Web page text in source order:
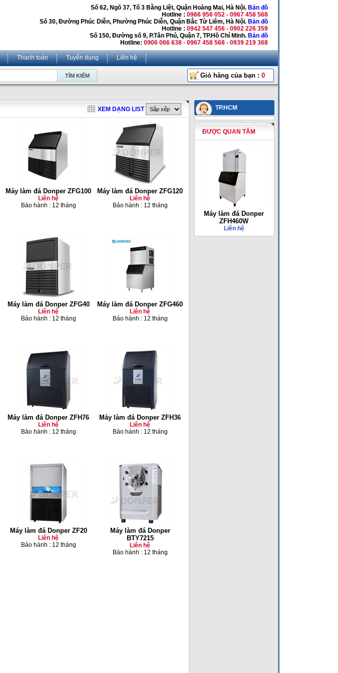
Số 62, Ngõ 37, Tổ 3 Bằng Liệt, Quận Hoàng Mai, Hà Nội. Bản đồ
Hotline : 0966 956 052 - 0967 458 568
Số 30, Đường Phúc Diễn, Phường Phúc Diễn, Quận Bắc Từ Liêm, Hà Nội. Bản đồ
Hotline : 0942 547 456 - 0902 226 359
Số 150, Đường số 9, P.Tân Phú, Quận 7, TP.Hồ Chí Minh. Bản đồ
Hotline: 0906 066 638 - 0967 458 568 - 0939 219 368
Thanh toán Tuyển dụng Liên hệ
Giỏ hàng của bạn : 0
XEM DẠNG LIST
Máy làm đá Donper ZFG100
Liên hệ
Bảo hành : 12 tháng
Máy làm đá Donper ZFG120
Liên hệ
Bảo hành : 12 tháng
Máy làm đá Donper ZFG40
Liên hệ
Bảo hành : 12 tháng
Máy làm đá Donper ZFG460
Liên hệ
Bảo hành : 12 tháng
Máy làm đá Donper ZFH76
Liên hệ
Bảo hành : 12 tháng
Máy làm đá Donper ZFH36
Liên hệ
Bảo hành : 12 tháng
Máy làm đá Donper ZF20
Liên hệ
Bảo hành : 12 tháng
Máy làm đá Donper
BTY7215
Liên hệ
Bảo hành : 12 tháng
TP.HCM
ĐƯỢC QUAN TÂM
Máy làm đá Donper
ZFH460W
Liên hệ